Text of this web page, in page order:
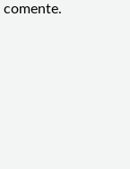
comente.